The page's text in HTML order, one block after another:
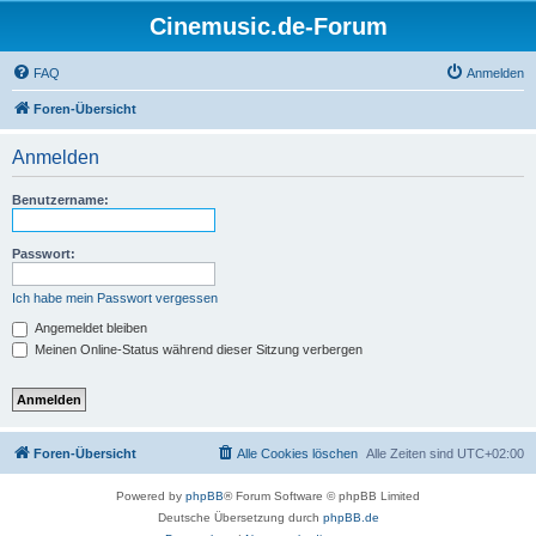
Cinemusic.de-Forum
FAQ Anmelden
Foren-Übersicht
Anmelden
Benutzername:
Passwort:
Ich habe mein Passwort vergessen
Angemeldet bleiben
Meinen Online-Status während dieser Sitzung verbergen
Foren-Übersicht Alle Zeiten sind UTC+02:00
Alle Cookies löschen
Powered by phpBB® Forum Software © phpBB Limited
Deutsche Übersetzung durch phpBB.de